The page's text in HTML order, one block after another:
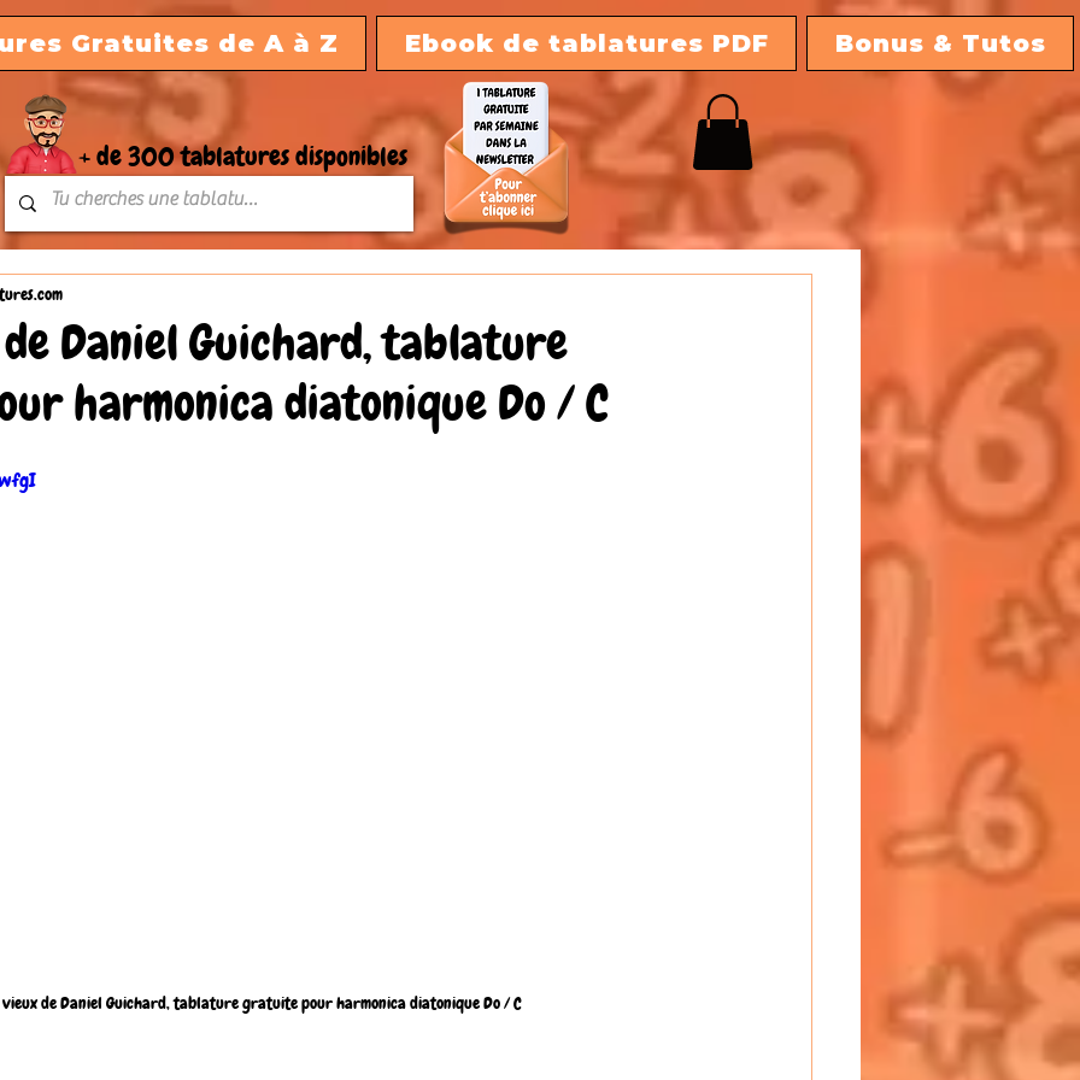
Gratuites de A à Z Ebook de tablatures PDF Bonus & Tutos
+ de 300 tablatures disponibles
Daniel Guichard, tablature
harmonica diatonique Do / C
de Daniel Guichard, tablature gratuite pour harmonica diatonique Do / C